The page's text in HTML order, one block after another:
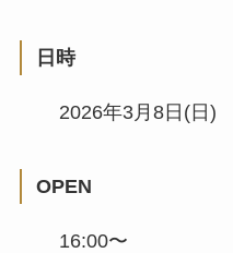
日時
2026年3月8日(日)
OPEN
16:00〜